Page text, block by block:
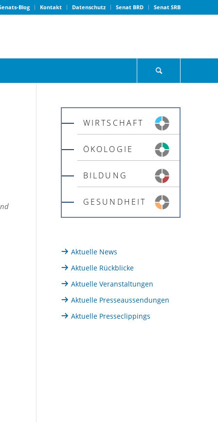
Blog Kontakt Datenschutz Senat BRD Senat SRB
WIRTSCHAFT
ÖKOLOGIE
BILDUNG
GESUNDHEIT
Aktuelle News
Aktuelle Rückblicke
Aktuelle Veranstaltungen
Aktuelle Presseaussendungen
Aktuelle Presseclippings